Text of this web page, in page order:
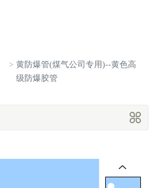
黄防爆管(煤气公司专用)--黄色高
级防爆胶管